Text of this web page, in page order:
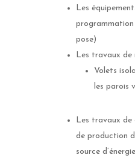
Les
pose)
Les travaux de
Volets
les parois
Les travaux de
de production
source